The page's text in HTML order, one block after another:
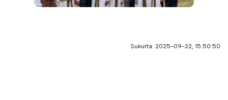
Sukurta: 2025-09-22, 15:50:50